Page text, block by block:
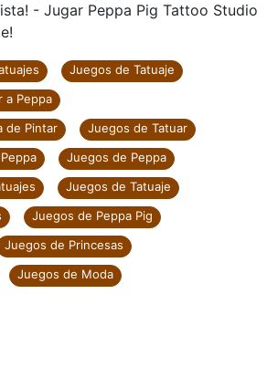
- Jugar Peppa Pig Tattoo Studio
Juegos de Tatuaje
a Peppa
de Pintar
Juegos de Tatuar
Juegos de Peppa
Juegos de Tatuaje
Juegos de Peppa Pig
Juegos de Princesas
Juegos de Moda